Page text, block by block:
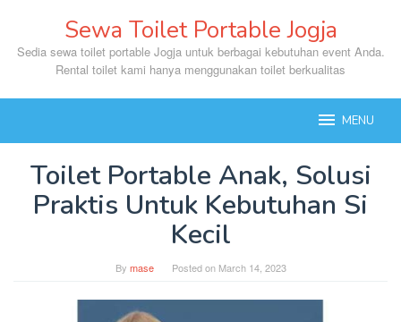
content
Sewa Toilet Portable Jogja
Sedia sewa toilet portable Jogja untuk berbagai kebutuhan event Anda.
Rental toilet kami hanya menggunakan toilet berkualitas
MENU
Toilet Portable Anak, Solusi
Praktis Untuk Kebutuhan Si
Kecil
By mase Posted on March 14, 2023